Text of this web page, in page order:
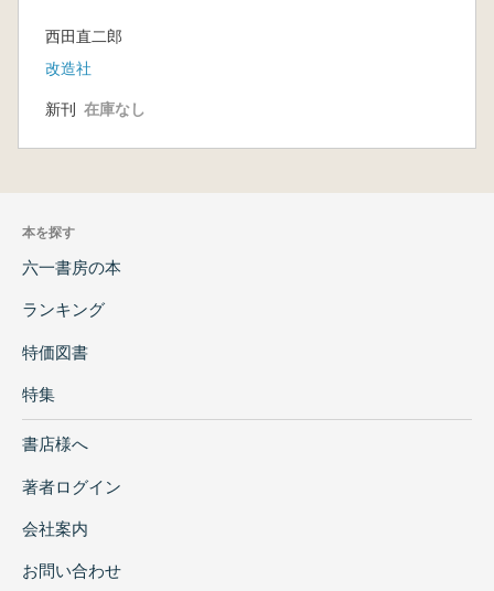
西田直二郎
改造社
新刊 在庫なし
本を探す
六一書房の本
ランキング
特価図書
特集
書店様へ
著者ログイン
会社案内
お問い合わせ